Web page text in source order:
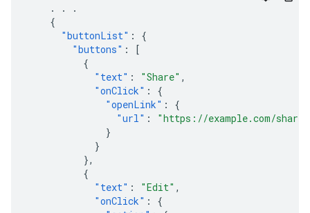
. .
.
{
"buttonList" :
{
"buttons" :
[
{
"text" : "Share" ,
"onClick" :
{
"openLink" :
{
"url" :
"https://example.com/share"
}
}
},
{
"text" : "Edit" ,
"onClick" :
{